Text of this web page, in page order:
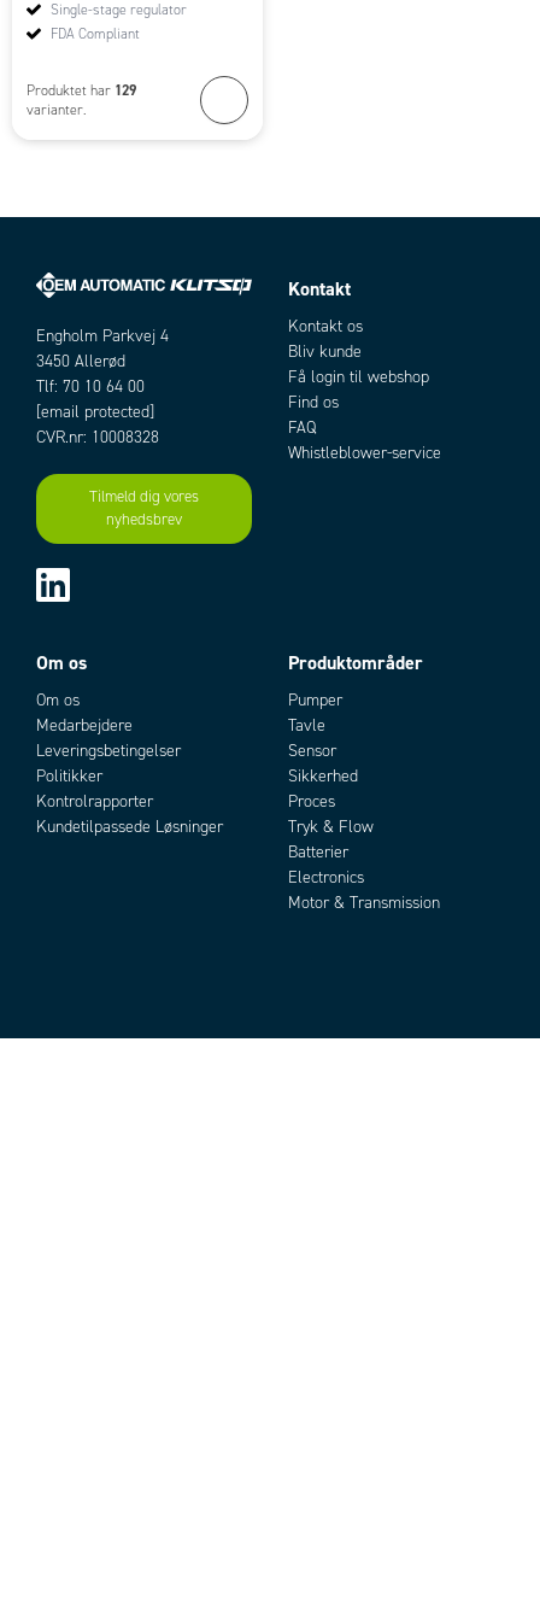
Single-stage regulator
FDA Compliant
Produktet har 129
varianter.
Engholm Parkvej 4
3450 Allerød
Tlf: 70 10 64 00
[email protected]
CVR.nr: 10008328
Tilmeld dig vores
nyhedsbrev
Kontakt
Kontakt os
Bliv kunde
Få login til webshop
Find os
FAQ
Whistleblower-service
Om os
Om os
Medarbejdere
Leveringsbetingelser
Politikker
Kontrolrapporter
Kundetilpassede Løsninger
Produktområder
Pumper
Tavle
Sensor
Sikkerhed
Proces
Tryk & Flow
Batterier
Electronics
Motor & Transmission